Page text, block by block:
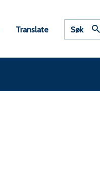
Translate Søk